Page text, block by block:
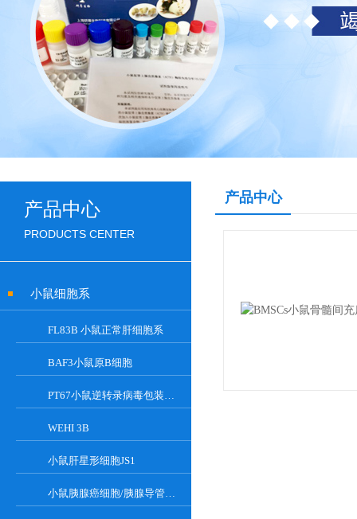
产品中心
PRODUCTS CENTER
小鼠细胞系
FL83B 小鼠正常肝细胞系
BAF3小鼠原B细胞
PT67小鼠逆转录病毒包装细胞
WEHI 3B
小鼠肝星形细胞JS1
小鼠胰腺癌细胞/胰腺导管癌PAN02
产品中心